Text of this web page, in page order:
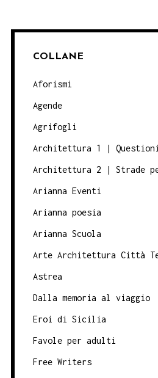
COLLANE
Aforismi
Agende
Agrifogli
Architettura 1 |
Architettura 2 | Strade
Arianna Eventi
Arianna poesia
Arianna Scuola
Arte Architettura Città
Astrea
Dalla memoria al viaggio
Eroi di Sicilia
Favole per adulti
Free Writers